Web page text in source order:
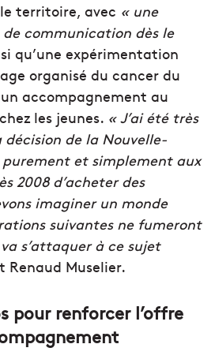
territoire, avec « une
communication dès le
qu’une expérimentation
organisé du cancer du
accompagnement au
les jeunes. « J’ai été très
de la Nouvelle-
et simplement aux
2008 d’acheter des
imaginer un monde
suivantes ne fumeront
s’attaquer à ce sujet
Renaud Muselier.
pour renforcer l’offre